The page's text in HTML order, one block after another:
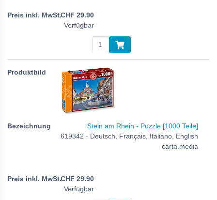
CHF 29.90
Verfügbar
Stein am Rhein - Puzzle [1000 Teile]
619342 - Deutsch, Français, Italiano, English
carta.media
CHF 29.90
Verfügbar